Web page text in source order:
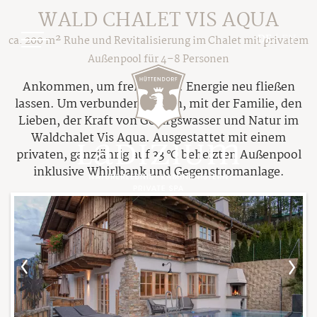
DE|EN
Ladizium
Ihre Gastgeber
Das Hüttendorf
Unsere Philosophie
Nachhaltiger Urlaub
Die Sage von Ladizia
Chalets
Übersicht Chalets
Preisübersicht
Pauschalen
Buchungsinfos
WALD CHALET VIS AQUA
ca. 200 m² Ruhe und Revitalisierung im Chalet mit privatem
Außenpool für 4–8 Personen
Ankommen, um frei zu sein. Energie neu fließen
lassen. Um verbunden zu sein, mit der Familie, den
Lieben, der Kraft von Gebirgswasser und Natur im
Waldchalet Vis Aqua. Ausgestattet mit einem
privaten, ganzjährig auf 33 °C beheizten Außenpool
inklusive Whirlbank und Gegenstromanlage.